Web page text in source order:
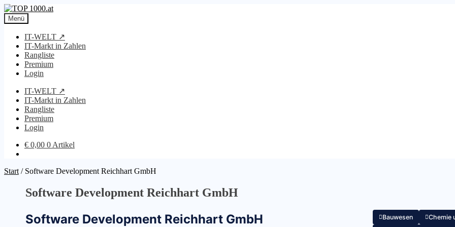
Zur
Navigation
springen
Zum
Inhalt
springen
Menü
IT-WELT ↗
IT-Markt in Zahlen
Rangliste
Premium
Login
IT-WELT ↗
IT-Markt in Zahlen
Rangliste
Premium
Login
€ 0,00 0 Artikel
Start / Software Development Reichhart GmbH
Software Development Reichhart GmbH
Software Development Reichhart GmbH Bauwesen
Chemie